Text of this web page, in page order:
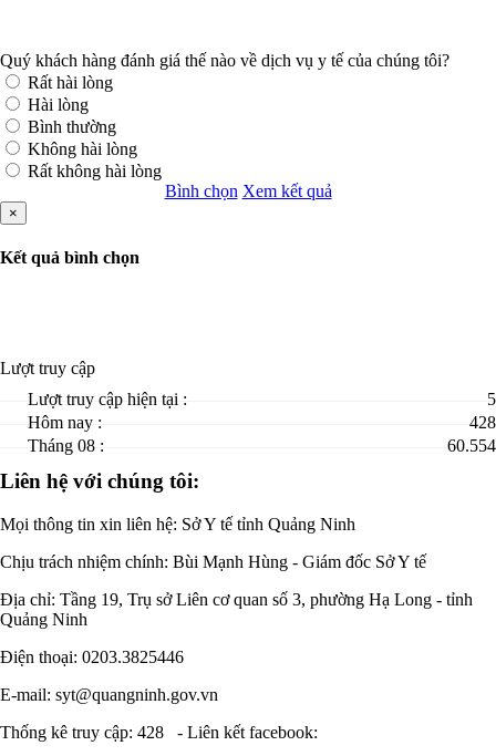
Quý khách hàng đánh giá thế nào về dịch vụ y tế của chúng tôi?
Rất hài lòng
Hài lòng
Bình thường
Không hài lòng
Rất không hài lòng
Bình chọn Xem kết quả
×
Kết quả bình chọn
Lượt truy cập
Lượt truy cập hiện tại :
5
Hôm nay :
428
Tháng 08 :
60.554
Liên hệ với chúng tôi:
Mọi thông tin xin liên hệ: Sở Y tế tỉnh Quảng Ninh
Chịu trách nhiệm chính: Bùi Mạnh Hùng - Giám đốc Sở Y tế
Địa chỉ: Tầng 19, Trụ sở Liên cơ quan số 3, phường Hạ Long - tỉnh
Quảng Ninh
Điện thoại: 0203.3825446
E-mail: syt@quangninh.gov.vn
Thống kê truy cập: 428
- Liên kết facebook: